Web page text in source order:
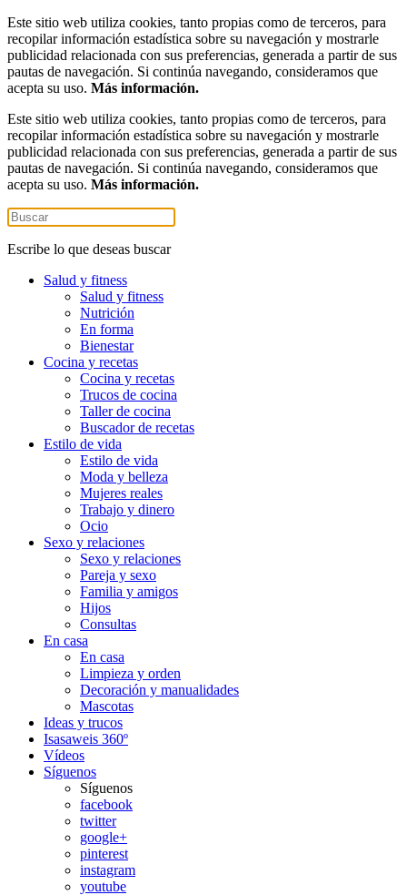
Este sitio web utiliza cookies, tanto propias como de terceros, para
recopilar información estadística sobre su navegación y mostrarle
publicidad relacionada con sus preferencias, generada a partir de sus
pautas de navegación. Si continúa navegando, consideramos que
acepta su uso. Más información.
Este sitio web utiliza cookies, tanto propias como de terceros, para
recopilar información estadística sobre su navegación y mostrarle
publicidad relacionada con sus preferencias, generada a partir de sus
pautas de navegación. Si continúa navegando, consideramos que
acepta su uso. Más información.
Escribe lo que deseas buscar
Salud y fitness
Salud y fitness
Nutrición
En forma
Bienestar
Cocina y recetas
Cocina y recetas
Trucos de cocina
Taller de cocina
Buscador de recetas
Estilo de vida
Estilo de vida
Moda y belleza
Mujeres reales
Trabajo y dinero
Ocio
Sexo y relaciones
Sexo y relaciones
Pareja y sexo
Familia y amigos
Hijos
Consultas
En casa
En casa
Limpieza y orden
Decoración y manualidades
Mascotas
Ideas y trucos
Isasaweis 360º
Vídeos
Síguenos
Síguenos
facebook
twitter
google+
pinterest
instagram
youtube